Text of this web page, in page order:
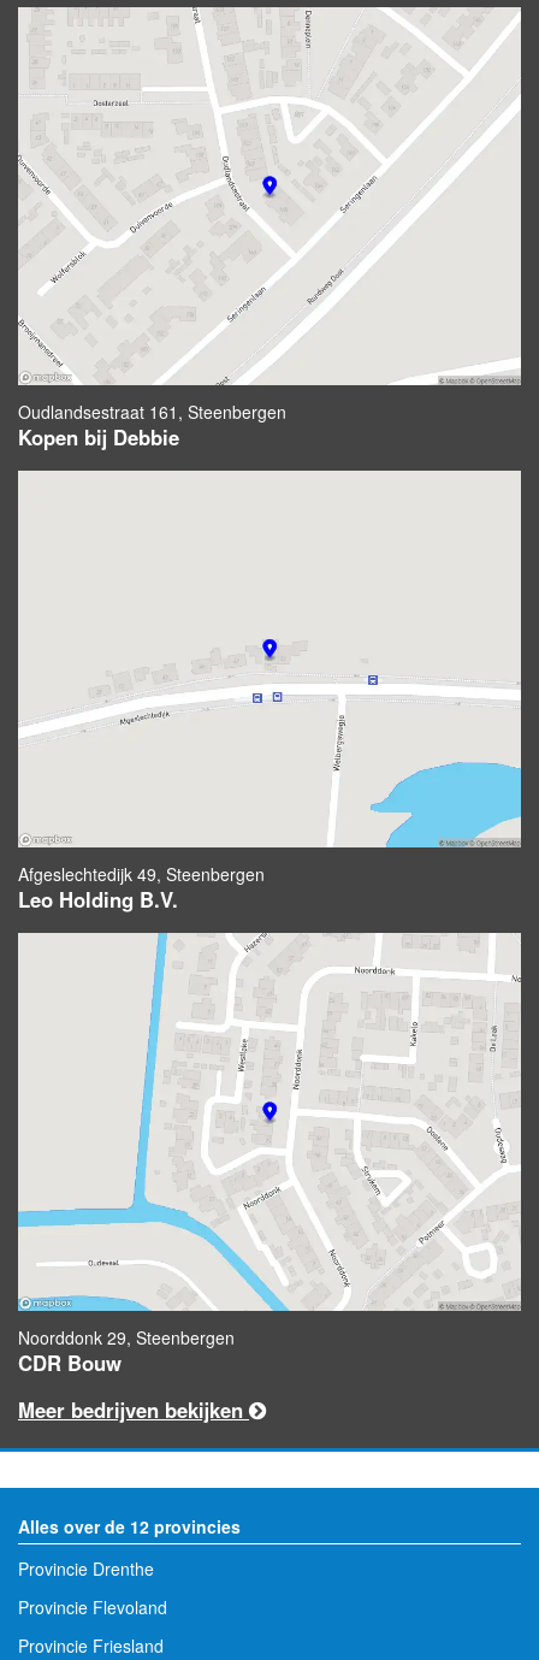
Oudlandsestraat 161, Steenbergen
Kopen bij Debbie
Afgeslechtedijk 49, Steenbergen
Leo Holding B.V.
Noorddonk 29, Steenbergen
CDR Bouw
Meer bedrijven bekijken
Alles over de 12 provincies
Provincie Drenthe
Provincie Flevoland
Provincie Friesland